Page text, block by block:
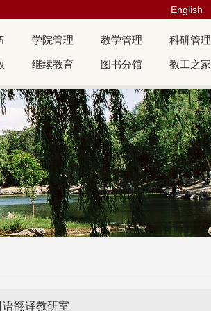
English
学院管理 教学管理 科研管理
继续教育 图书分馆 教工之家
语翻译教研室